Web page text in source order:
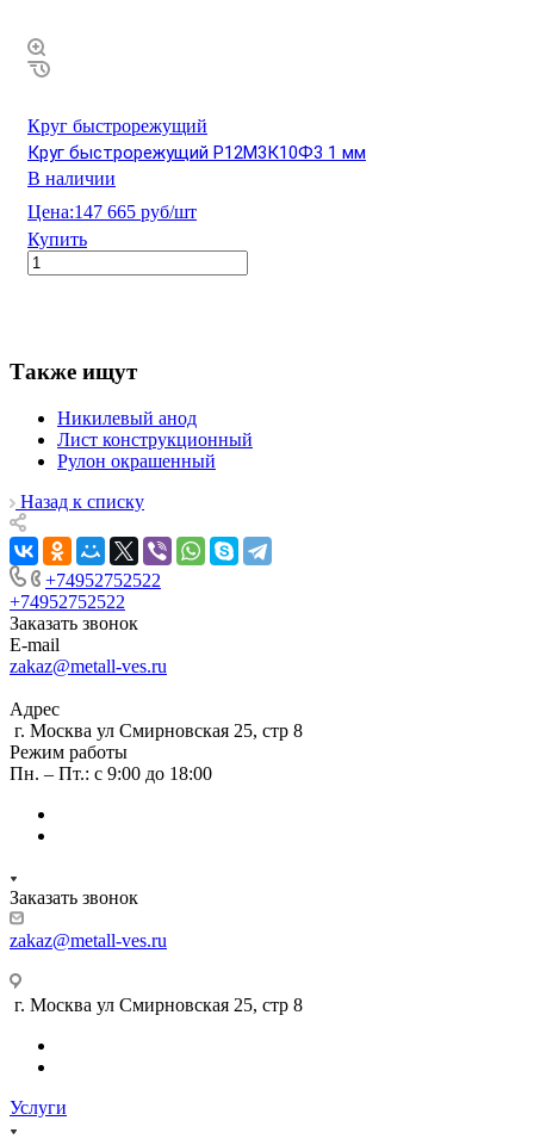
Круг быстрорежущий
Круг быстрорежущий Р12М3К10Ф3 1 мм
В наличии
Цена:147 665 руб/шт
Купить
Также ищут
Никилевый анод
Лист конструкционный
Рулон окрашенный
Назад к списку
+74952752522
+74952752522
Заказать звонок
E-mail
zakaz@metall-ves.ru
Адрес
г. Москва ул Смирновская 25, стр 8
Режим работы
Пн. – Пт.: с 9:00 до 18:00
Заказать звонок
zakaz@metall-ves.ru
г. Москва ул Смирновская 25, стр 8
Услуги